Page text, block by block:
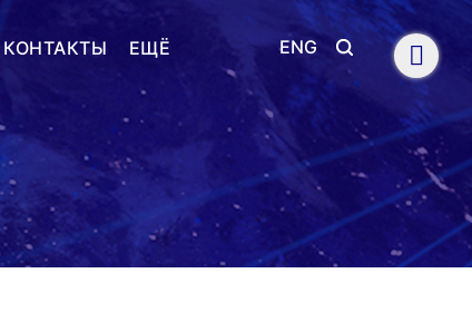
КОНТАКТЫ ЕЩЁ ENG